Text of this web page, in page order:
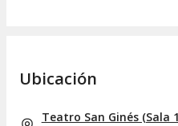
Ubicación
Teatro San Ginés (Sala